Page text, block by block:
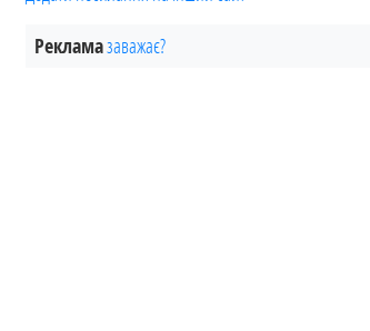
Рекламазаважає?